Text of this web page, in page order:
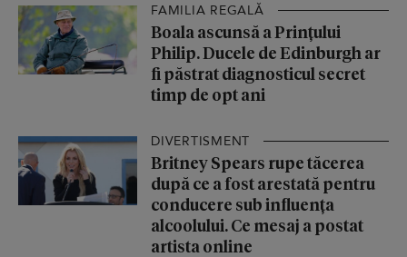
FAMILIA REGALĂ
Boala ascunsă a Prințului
Philip. Ducele de Edinburgh ar
fi păstrat diagnosticul secret
timp de opt ani
DIVERTISMENT
Britney Spears rupe tăcerea
după ce a fost arestată pentru
conducere sub influența
alcoolului. Ce mesaj a postat
artista online